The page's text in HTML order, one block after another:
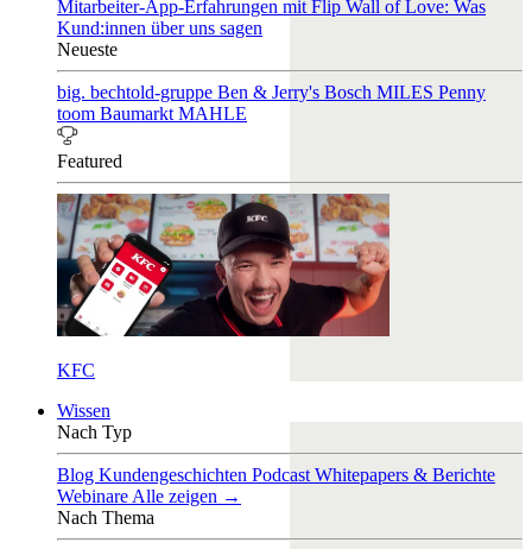
Mitarbeiter-App-Erfahrungen mit Flip Wall of Love: Was
Kund:innen über uns sagen
Neueste
big. bechtold-gruppe Ben & Jerry's Bosch MILES Penny
toom Baumarkt MAHLE
Featured
KFC
Wissen
Nach Typ
Blog Kundengeschichten Podcast Whitepapers & Berichte
Webinare Alle zeigen →
Nach Thema